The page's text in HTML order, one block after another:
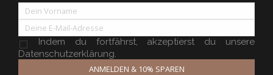
Indem du fortfährst, akzeptierst du unsere
Datenschutzerklärung.
ANMELDEN & 10% SPAREN